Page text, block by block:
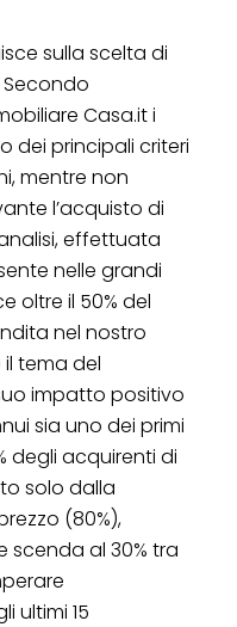
sulla scelta di
Casa.it i
dei principali criteri
mentre non
l’acquisto di
effettuata
nelle grandi
oltre il 50% del
nel nostro
tema del
impatto positivo
sia uno dei primi
degli acquirenti di
solo dalla
(80%),
al 30% tra
ultimi 15